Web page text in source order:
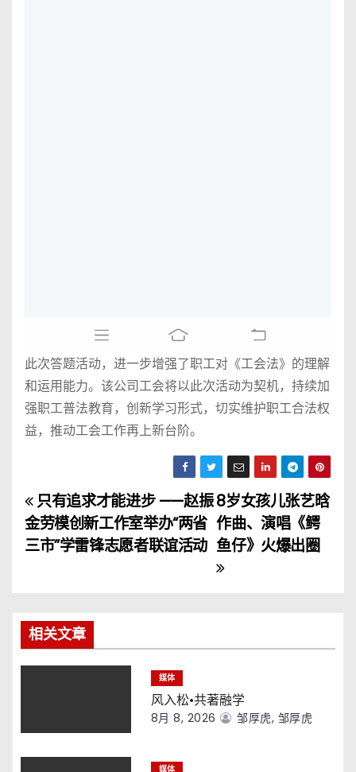
此次答题活动，进一步增强了职工对《工会法》的理解
和运用能力。该公司工会将以此次活动为契机，持续加
强职工普法教育，创新学习形式，切实维护职工合法权
益，推动工会工作再上新台阶。
文
章
8岁女孩儿张艺晗
作曲、演唱《鳄
鱼仔》火爆出圈
只有追求才能进步 ——赵振
金劳模创新工作室举办“两省
三市”学雷锋志愿者联谊活动
相关文章
媒体
风入松·共著融学
8月 8, 2026 邹厚虎, 邹厚虎
媒体